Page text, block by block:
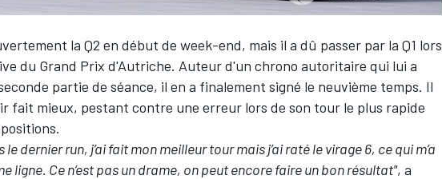
la Q2 en début de week-end, mais il a dû passer par la Q1 lors
du Grand Prix d'Autriche. Auteur d'un chrono autoritaire qui lui a
partie de séance, il en a finalement signé le neuvième temps. Il
fait mieux, pestant contre une erreur lors de son tour le plus rapide
le dernier run, j’ai fait mon meilleur tour mais j’ai raté le virage 6, ce qui m’a
ligne. Ce n’est pas un drame, on peut encore faire un bon résultat", a